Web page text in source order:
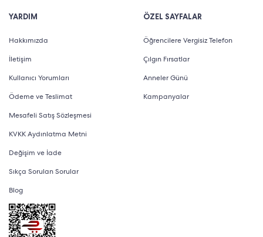
YARDIM
Hakkımızda
İletişim
Kullanıcı Yorumları
Ödeme ve Teslimat
Mesafeli Satış Sözleşmesi
KVKK Aydınlatma Metni
Değişim ve İade
Sıkça Sorulan Sorular
Blog
ÖZEL SAYFALAR
Öğrencilere Vergisiz Telefon
Çılgın Fırsatlar
Anneler Günü
Kampanyalar